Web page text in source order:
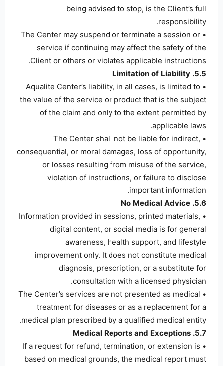
being advised to stop, is the Client’s full
responsibility.
• The Center may suspend or terminate a session or
service if continuing may affect the safety of the
Client or others or violates applicable instructions.
5.5. Limitation of Liability
• Aqualite Center’s liability, in all cases, is limited to
the value of the service or product that is the subject
of the claim and only to the extent permitted by
applicable laws.
• The Center shall not be liable for indirect,
consequential, or moral damages, loss of opportunity,
or losses resulting from misuse of the service,
violation of instructions, or failure to disclose
important information.
5.6. No Medical Advice
• Information provided in sessions, printed materials,
digital content, or social media is for general
awareness, health support, and lifestyle
improvement only. It does not constitute medical
diagnosis, prescription, or a substitute for
consultation with a licensed physician.
• The Center’s services are not presented as medical
treatment for diseases or as a replacement for a
medical plan prescribed by a qualified medical entity.
5.7. Medical Reports and Exceptions
• If a request for refund, termination, or extension is
based on medical grounds, the medical report must